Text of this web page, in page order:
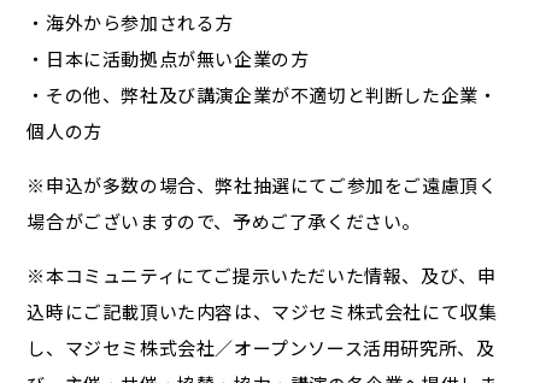
・海外から参加される方
・日本に活動拠点が無い企業の方
・その他、弊社及び講演企業が不適切と判断した企業・
個人の方
※申込が多数の場合、弊社抽選にてご参加をご遠慮頂く
場合がございますので、予めご了承ください。
※本コミュニティにてご提示いただいた情報、及び、申
込時にご記載頂いた内容は、マジセミ株式会社にて収集
し、マジセミ株式会社／オープンソース活用研究所、及